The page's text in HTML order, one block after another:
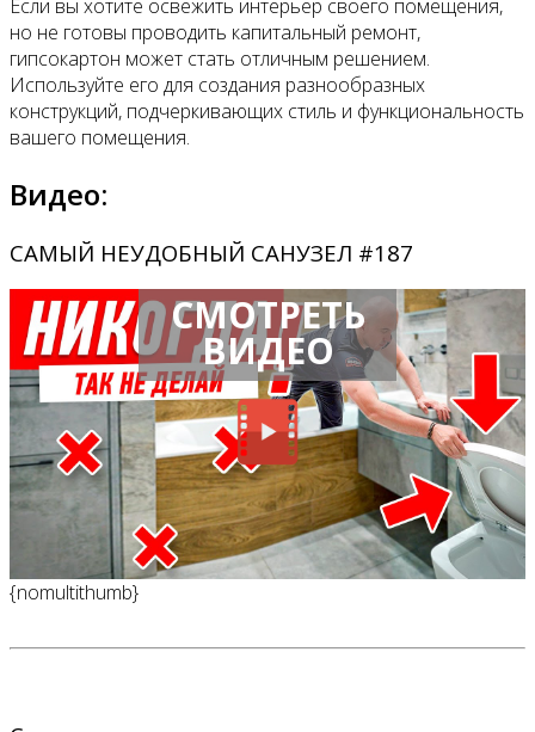
Если вы хотите освежить интерьер своего помещения,
но не готовы проводить капитальный ремонт,
гипсокартон может стать отличным решением.
Используйте его для создания разнообразных
конструкций, подчеркивающих стиль и функциональность
вашего помещения.
Видео:
САМЫЙ НЕУДОБНЫЙ САНУЗЕЛ #187
СМОТРЕТЬ
ВИДЕО
{nomultithumb}